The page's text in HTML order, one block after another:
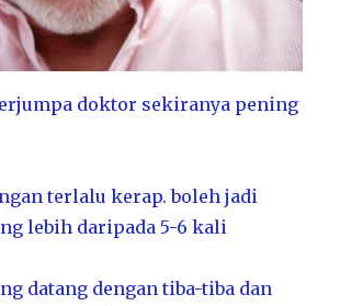
doktor sekiranya pening
terlalu kerap. boleh jadi
lebih daripada 5-6 kali
datang dengan tiba-tiba dan